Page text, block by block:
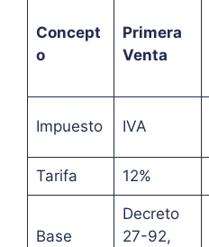
Concept
o
Primera
Venta
Impuesto IVA
Tarifa 12%
Base
Decreto
27-92,